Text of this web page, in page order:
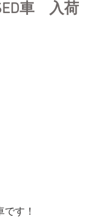
車 入荷
です！